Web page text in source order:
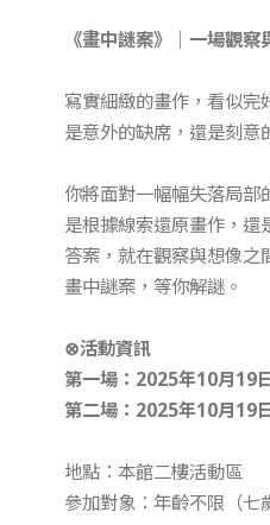
《畫中謎案》｜一場觀
寫實細緻的畫作，看似完
是意外的缺席，還是刻意
你將面對一幅幅失落局部
是根據線索還原畫作，還
答案，就在觀察與想像之
畫中謎案，等你解謎。
⊗活動資訊
第一場： 2025年10月19
第二場： 2025年10月19
地點：本館二樓活動區
參加對象：年齡不限（七